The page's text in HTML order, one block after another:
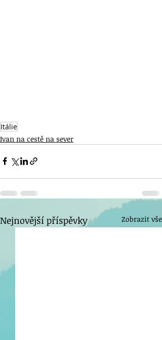
Itálie
Ivan na cestě na sever
Nejnovější příspěvky Zobrazit vše